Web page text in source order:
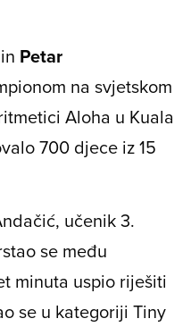
Petar
na svjetskom
Aloha u Kuala
700 djece iz 15
učenik 3.
se među
minuta uspio riješiti
se u kategoriji Tiny